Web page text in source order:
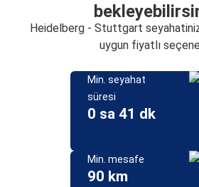
Heidelberg - Stuttgart seyahatiniz
uygun fiyatlı
Min. seyahat
süresi
0 sa 41 dk
Min. mesafe
90 km